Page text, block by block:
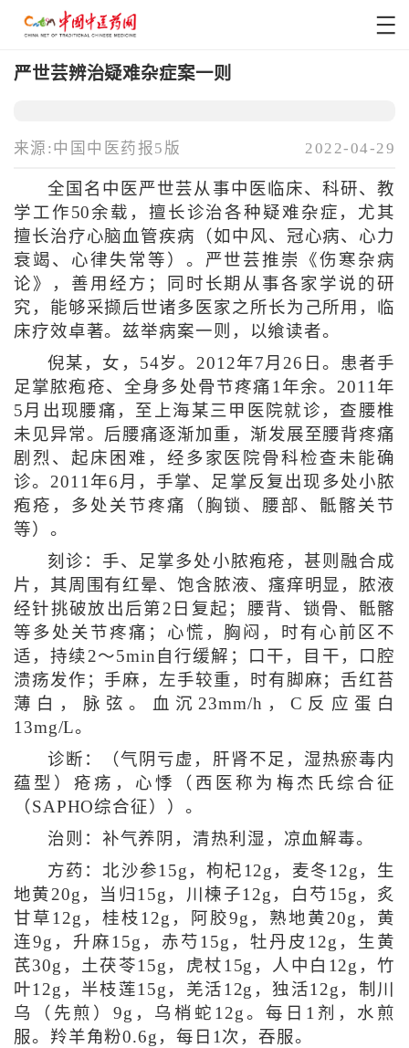
严世芸辨治疑难杂症案一则
来源:中国中医药报5版 2022-04-29
全国名中医严世芸从事中医临床、科研、教
学工作50余载，擅长诊治各种疑难杂症，尤其
擅长治疗心脑血管疾病（如中风、冠心病、心力
衰竭、心律失常等）。严世芸推崇《伤寒杂病
论》，善用经方；同时长期从事各家学说的研
究，能够采撷后世诸多医家之所长为己所用，临
床疗效卓著。兹举病案一则，以飨读者。
倪某，女，54岁。2012年7月26日。患者手
足掌脓疱疮、全身多处骨节疼痛1年余。2011年
5月出现腰痛，至上海某三甲医院就诊，查腰椎
未见异常。后腰痛逐渐加重，渐发展至腰背疼痛
剧烈、起床困难，经多家医院骨科检查未能确
诊。2011年6月，手掌、足掌反复出现多处小脓
疱疮，多处关节疼痛（胸锁、腰部、骶髂关节
等）。
刻诊：手、足掌多处小脓疱疮，甚则融合成
片，其周围有红晕、饱含脓液、瘙痒明显，脓液
经针挑破放出后第2日复起；腰背、锁骨、骶髂
等多处关节疼痛；心慌，胸闷，时有心前区不
适，持续2～5min自行缓解；口干，目干，口腔
溃疡发作；手麻，左手较重，时有脚麻；舌红苔
薄白，脉弦。血沉23mm/h，C反应蛋白
13mg/L。
诊断：（气阴亏虚，肝肾不足，湿热瘀毒内
蕴型）疮疡，心悸（西医称为梅杰氏综合征
（SAPHO综合征））。
治则：补气养阴，清热利湿，凉血解毒。
方药：北沙参15g，枸杞12g，麦冬12g，生
地黄20g，当归15g，川楝子12g，白芍15g，炙
甘草12g，桂枝12g，阿胶9g，熟地黄20g，黄
连9g，升麻15g，赤芍15g，牡丹皮12g，生黄
芪30g，土茯苓15g，虎杖15g，人中白12g，竹
叶12g，半枝莲15g，羌活12g，独活12g，制川
乌（先煎）9g，乌梢蛇12g。每日1剂，水煎
服。羚羊角粉0.6g，每日1次，吞服。